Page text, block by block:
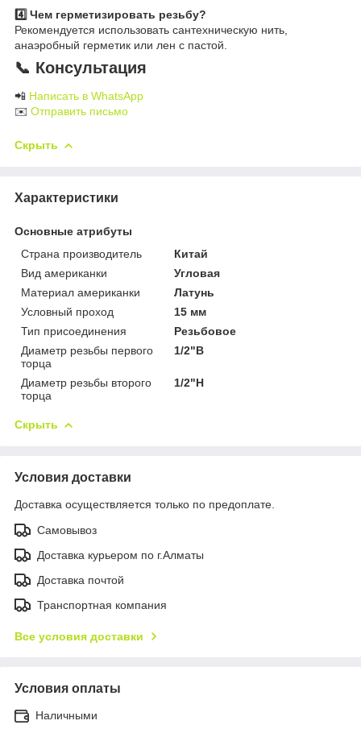
4️⃣ Чем герметизировать резьбу?
Рекомендуется использовать сантехническую нить,
анаэробный герметик или лен с пастой.
📞 Консультация
📲 Написать в WhatsApp
✉️ Отправить письмо
Скрыть
Характеристики
Основные атрибуты
Страна производитель
Китай
Вид американки
Угловая
Материал американки
Латунь
Условный проход
15 мм
Тип присоединения
Резьбовое
Диаметр резьбы первого
торца
1/2"В
Диаметр резьбы второго
торца
1/2"Н
Скрыть
Условия доставки
Доставка осуществляется только по предоплате.
Самовывоз
Доставка курьером по г.Алматы
Доставка почтой
Транспортная компания
Все условия доставки
Условия оплаты
Наличными